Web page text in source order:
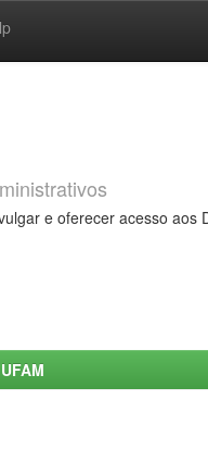
e oferecer acesso